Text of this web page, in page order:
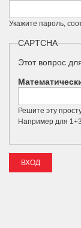
Укажите пароль,
CAPTCHA
Этот вопрос
Решите эту
Например для